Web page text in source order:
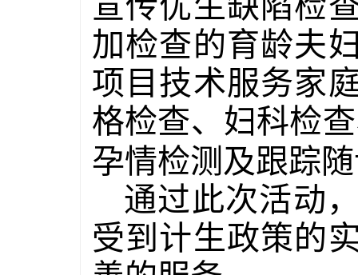
加检查的育龄夫
项目技术服务家
格检查、妇科检
孕情检测及跟踪
通过此次活动
受到计生政策的